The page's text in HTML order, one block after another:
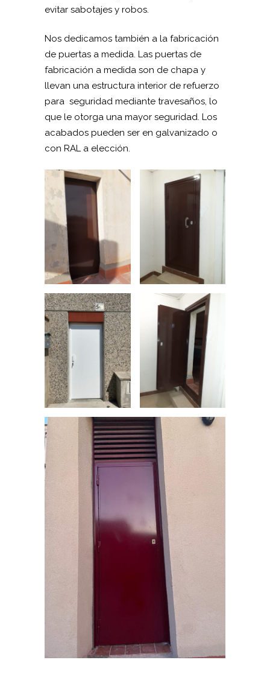
evitar sabotajes y robos.
Nos dedicamos también a la fabricación
de puertas a medida. Las puertas de
fabricación a medida son de chapa y
llevan una estructura interior de refuerzo
para seguridad mediante travesaños, lo
que le otorga una mayor seguridad. Los
acabados pueden ser en galvanizado o
con RAL a elección.